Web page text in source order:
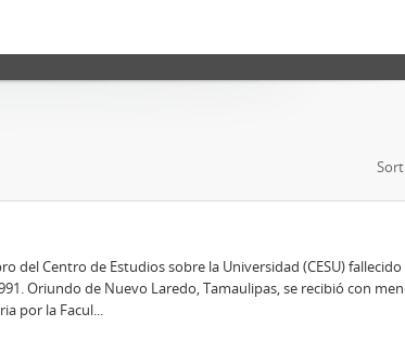
del Centro de Estudios sobre la Universidad (CESU) fallecido
Oriundo de Nuevo Laredo, Tamaulipas, se recibió con
por la Facul...